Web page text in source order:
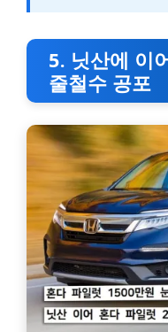
5. 닛산에 이
줄철수 공포